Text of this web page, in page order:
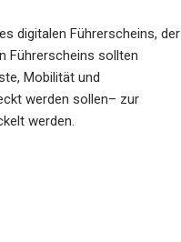
digitalen Führerscheins, der
Führerscheins sollten
Mobilität und
werden sollen– zur
werden.